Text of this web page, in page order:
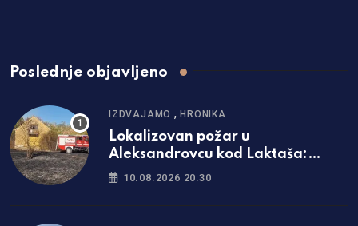
Poslednje objavljeno
IZDVAJAMO ,HRONIKA
Lokalizovan požar u
Aleksandrovcu kod Laktaša:
Vatrogasci ostaju dežurati na
10.08.2026 20:30